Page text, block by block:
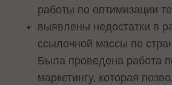
работы по оптимизации
выявлены недостатки в
ссылочной массы по
Была проведена работа
маркетингу, которая